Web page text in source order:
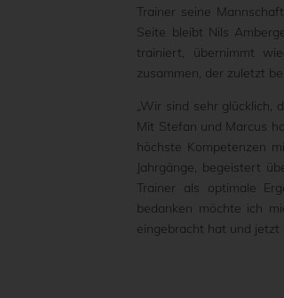
Trainer seine
Seite bleibt Nils
trainiert, übernimmt
zusammen, der zuletzt
„Wir sind sehr glücklich,
Mit Stefan und Marcus
höchste Kompetenzen
Jahrgänge, begeistert
Trainer als optimale
bedanken möchte ich
eingebracht hat und jetzt